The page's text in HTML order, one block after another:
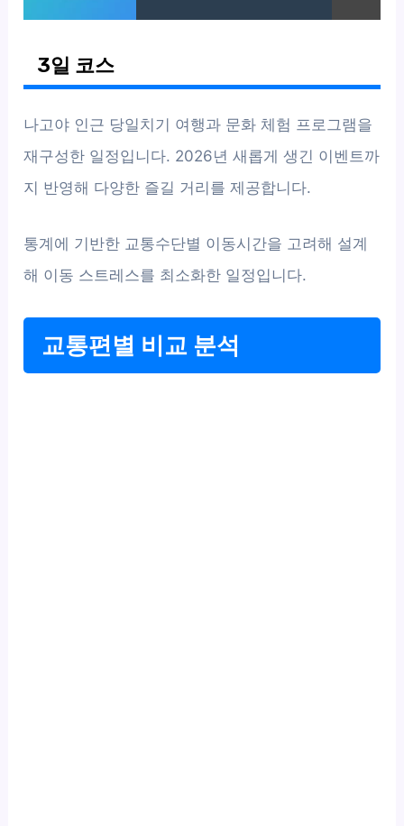
3일 코스
나고야 인근 당일치기 여행과 문화 체험 프로그램을
재구성한 일정입니다. 2026년 새롭게 생긴 이벤트까
지 반영해 다양한 즐길 거리를 제공합니다.
통계에 기반한 교통수단별 이동시간을 고려해 설계
해 이동 스트레스를 최소화한 일정입니다.
교통편별 비교 분석